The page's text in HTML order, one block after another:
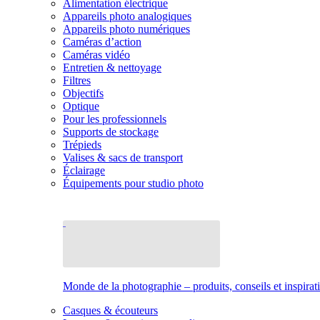
Alimentation électrique
Appareils photo analogiques
Appareils photo numériques
Caméras d’action
Caméras vidéo
Entretien & nettoyage
Filtres
Objectifs
Optique
Pour les professionnels
Supports de stockage
Trépieds
Valises & sacs de transport
Éclairage
Équipements pour studio photo
Monde de la photographie – produits, conseils et
Casques & écouteurs